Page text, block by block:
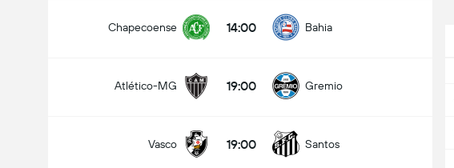
Chapecoense 14:00 Bahia
Atlético-MG 19:00 Gremio
Vasco 19:00 Santos